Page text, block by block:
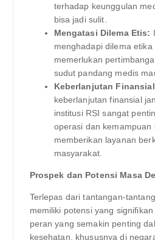
terhadap keunggulan
bisa jadi sulit.
Mengatasi Dilema Etis:
menghadapi dilema
memerlukan
sudut pandang medis
Keberlanjutan
keberlanjutan finansial
institusi RSI sangat
operasi dan kemampuan
memberikan layanan
masyarakat.
Prospek dan Potensi Masa
Terlepas dari tantangan-
memiliki potensi yang
peran yang semakin penting
kesehatan, khususnya di